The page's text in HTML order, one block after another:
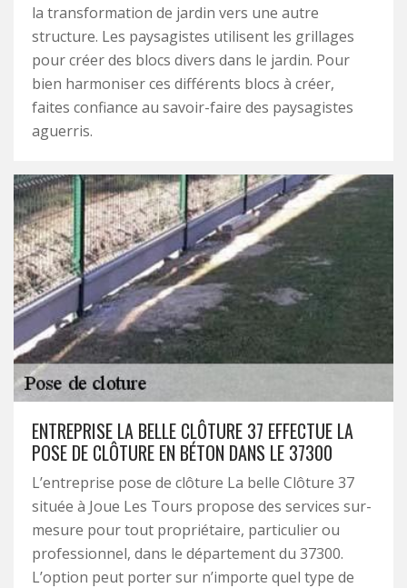
la transformation de jardin vers une autre
structure. Les paysagistes utilisent les grillages
pour créer des blocs divers dans le jardin. Pour
bien harmoniser ces différents blocs à créer,
faites confiance au savoir-faire des paysagistes
aguerris.
ENTREPRISE LA BELLE CLÔTURE 37 EFFECTUE LA
POSE DE CLÔTURE EN BÉTON DANS LE 37300
L’entreprise pose de clôture La belle Clôture 37
située à Joue Les Tours propose des services sur-
mesure pour tout propriétaire, particulier ou
professionnel, dans le département du 37300.
L’option peut porter sur n’importe quel type de